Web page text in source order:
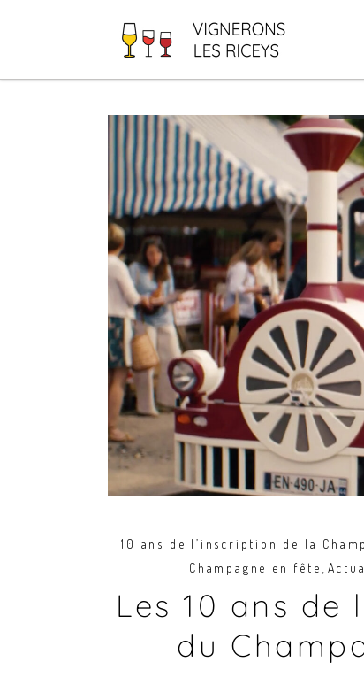
10 ans de l’inscription de la
Champagne en fête,
Les 10 ans de
du